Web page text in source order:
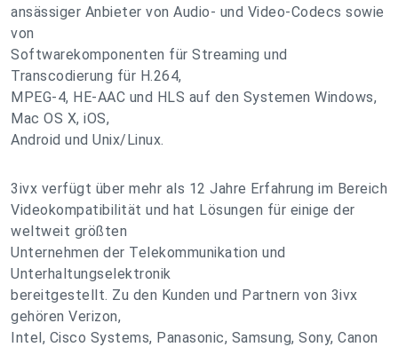
ansässiger Anbieter von Audio- und Video-Codecs sowie
von
Softwarekomponenten für Streaming und
Transcodierung für H.264,
MPEG-4, HE-AAC und HLS auf den Systemen Windows,
Mac OS X, iOS,
Android und Unix/Linux.
3ivx verfügt über mehr als 12 Jahre Erfahrung im Bereich
Videokompatibilität und hat Lösungen für einige der
weltweit größten
Unternehmen der Telekommunikation und
Unterhaltungselektronik
bereitgestellt. Zu den Kunden und Partnern von 3ivx
gehören Verizon,
Intel, Cisco Systems, Panasonic, Samsung, Sony, Canon